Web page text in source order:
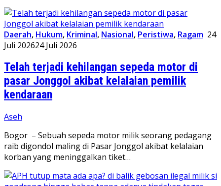
Daerah, Hukum, Kriminal, Nasional, Peristiwa, Ragam 24
Juli 202624 Juli 2026
Telah terjadi kehilangan sepeda motor di
pasar Jonggol akibat kelalaian pemilik
kendaraan
Aseh
Bogor – Sebuah sepeda motor milik seorang pedagang
raib digondol maling di Pasar Jonggol akibat kelalaian
korban yang meninggalkan tiket…